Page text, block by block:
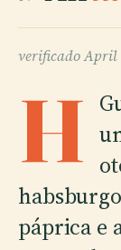
verificadoApril
H
páprica e